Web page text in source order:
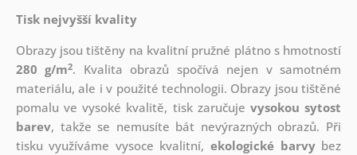
Tisk nejvyšší kvality
Obrazy jsou tištěny na kvalitní pružné plátno s hmotností
280 g/m2. Kvalita obrazů spočívá nejen v samotném
materiálu, ale i v použité technologii. Obrazy jsou tištěné
pomalu ve vysoké kvalitě, tisk zaručuje vysokou sytost
barev, takže se nemusíte bát nevýrazných obrazů. Při
tisku využíváme vysoce kvalitní,ekologické barvybez